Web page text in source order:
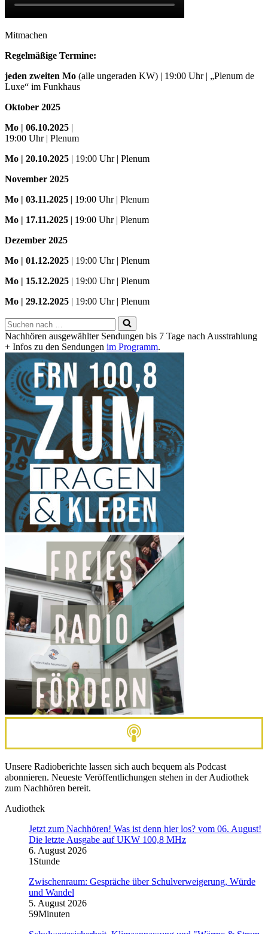
Mitmachen
Regelmäßige Termine:
jeden zweiten Mo (alle ungeraden KW) | 19:00 Uhr | „Plenum de
Luxe“ im Funkhaus
Oktober 2025
Mo | 06.10.2025 |
19:00 Uhr | Plenum
Mo | 20.10.2025 | 19:00 Uhr | Plenum
November 2025
Mo | 03.11.2025 | 19:00 Uhr | Plenum
Mo | 17.11.2025 | 19:00 Uhr | Plenum
Dezember 2025
Mo | 01.12.2025 | 19:00 Uhr | Plenum
Mo | 15.12.2025 | 19:00 Uhr | Plenum
Mo | 29.12.2025 | 19:00 Uhr | Plenum
Suchen
nach …
Nachhören ausgewählter Sendungen bis 7 Tage nach Ausstrahlung
+ Infos zu den Sendungen im Programm.
Unsere Radioberichte lassen sich auch bequem als Podcast
abonnieren. Neueste Veröffentlichungen stehen in der Audiothek
zum Nachhören bereit.
Audiothek
Jetzt zum Nachhören! Was ist denn hier los? vom 06. August!
Die letzte Ausgabe auf UKW 100,8 MHz
6. August 2026
1Stunde
Zwischenraum: Gespräche über Schulverweigerung, Würde
und Wandel
5. August 2026
59Minuten